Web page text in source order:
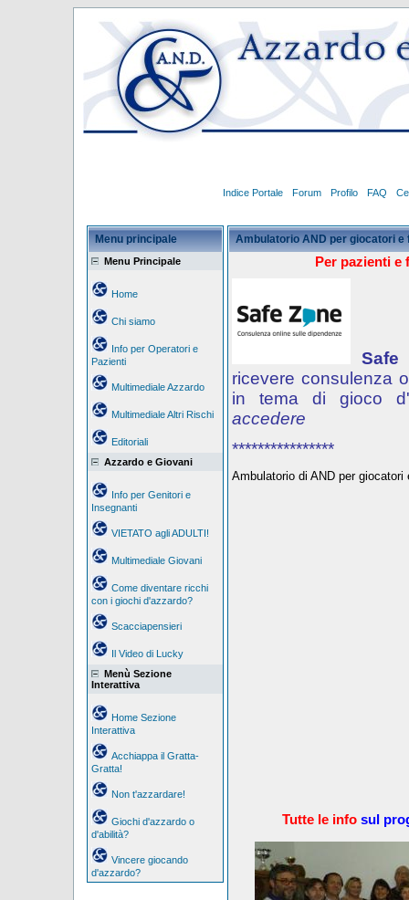
Indice Portale Forum Profilo FAQ
Menu principale
Menu Principale
Home
Chi siamo
Info per Operatori e
Pazienti
Multimediale Azzardo
Multimediale Altri Rischi
Editoriali
Azzardo e Giovani
Info per Genitori e
Insegnanti
VIETATO agli ADULTI!
Multimediale Giovani
Come diventare ricchi
con i giochi d'azzardo?
Scacciapensieri
Il Video di Lucky
Menù Sezione
Interattiva
Home Sezione
Interattiva
Acchiappa il Gratta-
Gratta!
Non t'azzardare!
Giochi d'azzardo o
d'abilità?
Vincere giocando
d'azzardo?
Ambulatorio AND per giocatori e
Per pazienti e
Safe
ricevere consulenza
in tema di gioco
accedere
****************
Ambulatorio di AND per giocatori
Tutte le info sul